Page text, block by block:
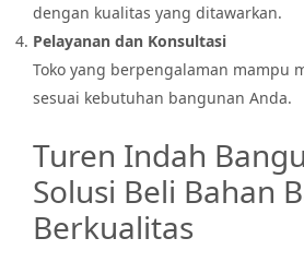
dengan kualitas yang ditawarkan.
Pelayanan dan Konsultasi
Toko yang berpengalaman mampu
sesuai kebutuhan bangunan Anda.
Turen Indah
Solusi Beli Bahan
Berkualitas